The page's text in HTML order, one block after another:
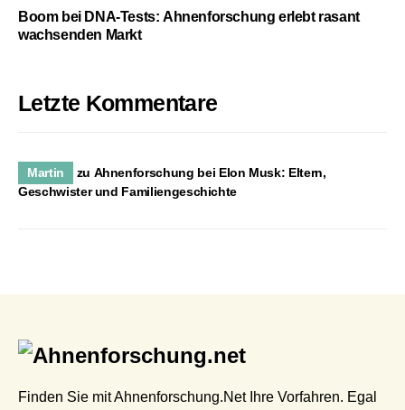
Boom bei DNA-Tests: Ahnenforschung erlebt rasant
wachsenden Markt
Letzte Kommentare
Martin zu Ahnenforschung bei Elon Musk: Eltern,
Geschwister und Familiengeschichte
Finden Sie mit Ahnenforschung.Net Ihre Vorfahren. Egal